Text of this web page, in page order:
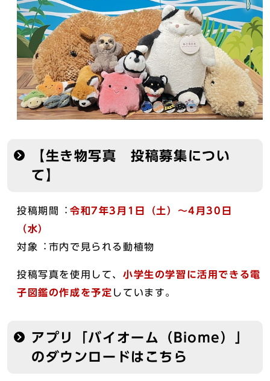
【生き物写真 投稿募集につい
て】
投稿期間︓ 令和7年3 月1日（土）〜4月30日
（水）
対象︓市内で見られる動植物
投稿写真を使用して、 小学生の学習に活用できる電
子図鑑の作成を予定 しています。
アプリ「バイオーム（Biome）」
のダウンロードはこちら